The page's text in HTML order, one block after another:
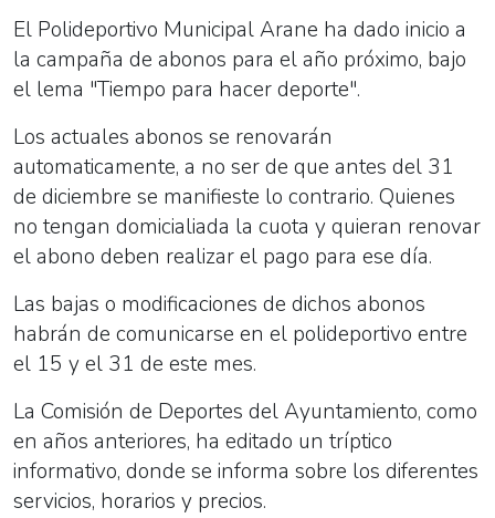
El Polideportivo Municipal Arane ha dado inicio a
la campaña de abonos para el año próximo, bajo
el lema "Tiempo para hacer deporte".
Los actuales abonos se renovarán
automaticamente, a no ser de que antes del 31
de diciembre se manifieste lo contrario. Quienes
no tengan domicialiada la cuota y quieran renovar
el abono deben realizar el pago para ese día.
Las bajas o modificaciones de dichos abonos
habrán de comunicarse en el polideportivo entre
el 15 y el 31 de este mes.
La Comisión de Deportes del Ayuntamiento, como
en años anteriores, ha editado un tríptico
informativo, donde se informa sobre los diferentes
servicios, horarios y precios.